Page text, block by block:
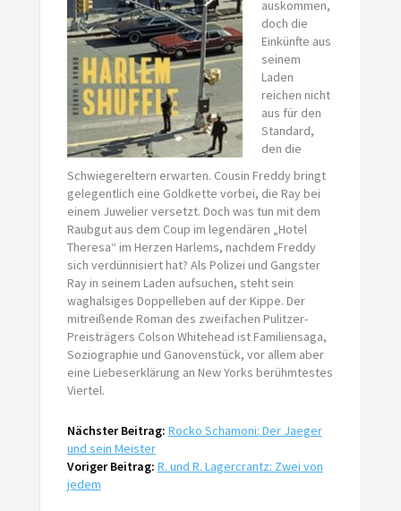
auskommen,
doch die
Einkünfte aus
seinem
Laden
reichen nicht
aus für den
Standard,
den die
Schwiegereltern erwarten. Cousin Freddy bringt
gelegentlich eine Goldkette vorbei, die Ray bei
einem Juwelier versetzt. Doch was tun mit dem
Raubgut aus dem Coup im legendären „Hotel
Theresa“ im Herzen Harlems, nachdem Freddy
sich verdünnisiert hat? Als Polizei und Gangster
Ray in seinem Laden aufsuchen, steht sein
waghalsiges Doppelleben auf der Kippe. Der
mitreißende Roman des zweifachen Pulitzer-
Preisträgers Colson Whitehead ist Familiensaga,
Soziographie und Ganovenstück, vor allem aber
eine Liebeserklärung an New Yorks berühmtestes
Viertel.
Nächster Beitrag: Rocko Schamoni: Der Jaeger
und sein Meister
Voriger Beitrag: R. und R. Lagercrantz: Zwei von
jedem